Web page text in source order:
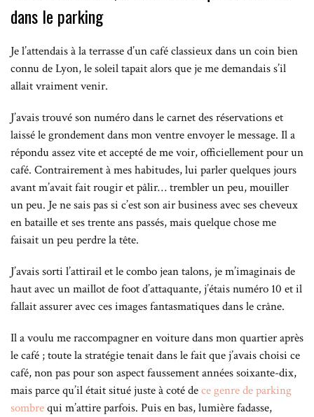
dans le parking
Je l’attendais à la terrasse d’un café classieux dans un coin bien
connu de Lyon, le soleil tapait alors que je me demandais s’il
allait vraiment venir.
J’avais trouvé son numéro dans le carnet des réservations et
laissé le grondement dans mon ventre envoyer le message. Il a
répondu assez vite et accepté de me voir, officiellement pour un
café. Contrairement à mes habitudes, lui parler quelques jours
avant m’avait fait rougir et pâlir… trembler un peu, mouiller
un peu. Je ne sais pas si c’est son air business avec ses cheveux
en bataille et ses trente ans passés, mais quelque chose me
faisait un peu perdre la tête.
J’avais sorti l’attirail et le combo jean talons, je m’imaginais de
haut avec un maillot de foot d’attaquante, j’étais numéro 10 et il
fallait assurer avec ces images fantasmatiques dans le crâne.
Il a voulu me raccompagner en voiture dans mon quartier après
le café ; toute la stratégie tenait dans le fait que j’avais choisi ce
café, non pas pour son aspect faussement années soixante-dix,
mais parce qu’il était situé juste à coté dece genre de parking
sombrequi m’attire parfois. Puis en bas, lumière fadasse,